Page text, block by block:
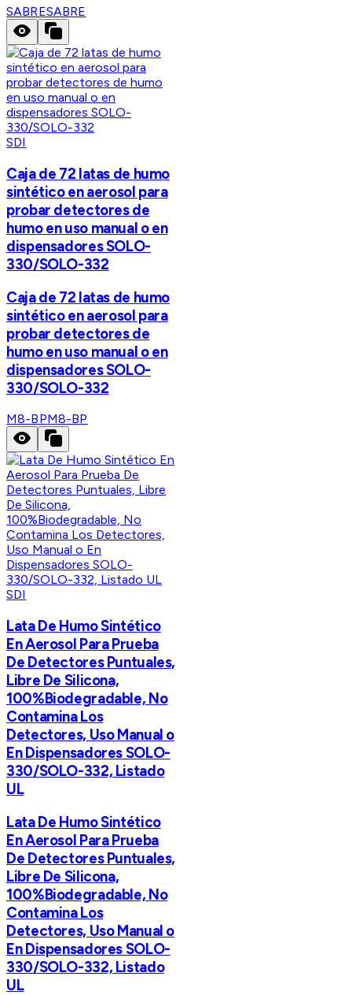
SABRESABRE
SDI
Caja de 72 latas de humo
sintético en aerosol para
probar detectores de
humo en uso manual o en
dispensadores SOLO-
330/SOLO-332
Caja de 72 latas de humo
sintético en aerosol para
probar detectores de
humo en uso manual o en
dispensadores SOLO-
330/SOLO-332
M8-BPM8-BP
SDI
Lata De Humo Sintético
En Aerosol Para Prueba
De Detectores Puntuales,
Libre De Silicona,
100%Biodegradable, No
Contamina Los
Detectores, Uso Manual o
En Dispensadores SOLO-
330/SOLO-332, Listado
UL
Lata De Humo Sintético
En Aerosol Para Prueba
De Detectores Puntuales,
Libre De Silicona,
100%Biodegradable, No
Contamina Los
Detectores, Uso Manual o
En Dispensadores SOLO-
330/SOLO-332, Listado
UL